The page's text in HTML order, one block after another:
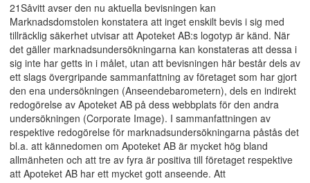
21Såvitt avser den nu aktuella bevisningen kan
Marknadsdomstolen konstatera att inget enskilt bevis i sig med
tillräcklig säkerhet utvisar att Apoteket AB:s logotyp är känd. När
det gäller marknadsundersökningarna kan konstateras att dessa i
sig inte har getts in i målet, utan att bevisningen här består dels av
ett slags övergripande sammanfattning av företaget som har gjort
den ena undersökningen (Anseendebarometern), dels en indirekt
redogörelse av Apoteket AB på dess webbplats för den andra
undersökningen (Corporate Image). I sammanfattningen av
respektive redogörelse för marknadsundersökningarna påstås det
bl.a. att kännedomen om Apoteket AB är mycket hög bland
allmänheten och att tre av fyra är positiva till företaget respektive
att Apoteket AB har ett mycket gott anseende. Att